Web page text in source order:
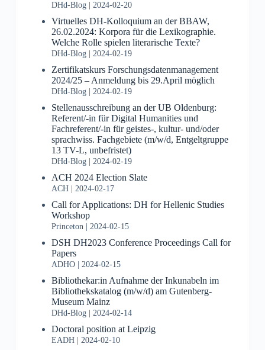
DHd-Blog 2024-02-20
Virtuelles DH-Kolloquium an der BBAW,
26.02.2024: Korpora für die Lexikographie.
Welche Rolle spielen literarische Texte?
DHd-Blog 2024-02-19
Zertifikatskurs Forschungsdatenmanagement
2024/25 – Anmeldung bis 29.April möglich
DHd-Blog 2024-02-19
Stellenausschreibung an der UB Oldenburg:
Referent/-in für Digital Humanities und
Fachreferent/-in für geistes-, kultur- und/oder
sprachwiss. Fachgebiete (m/w/d, Entgeltgruppe
13 TV-L, unbefristet)
DHd-Blog 2024-02-19
ACH 2024 Election Slate
ACH 2024-02-17
Call for Applications: DH for Hellenic Studies
Workshop
Princeton 2024-02-15
DSH DH2023 Conference Proceedings Call for
Papers
ADHO 2024-02-15
Bibliothekar:in Aufnahme der Inkunabeln im
Bibliothekskatalog (m/w/d) am Gutenberg-
Museum Mainz
DHd-Blog 2024-02-14
Doctoral position at Leipzig
EADH 2024-02-10